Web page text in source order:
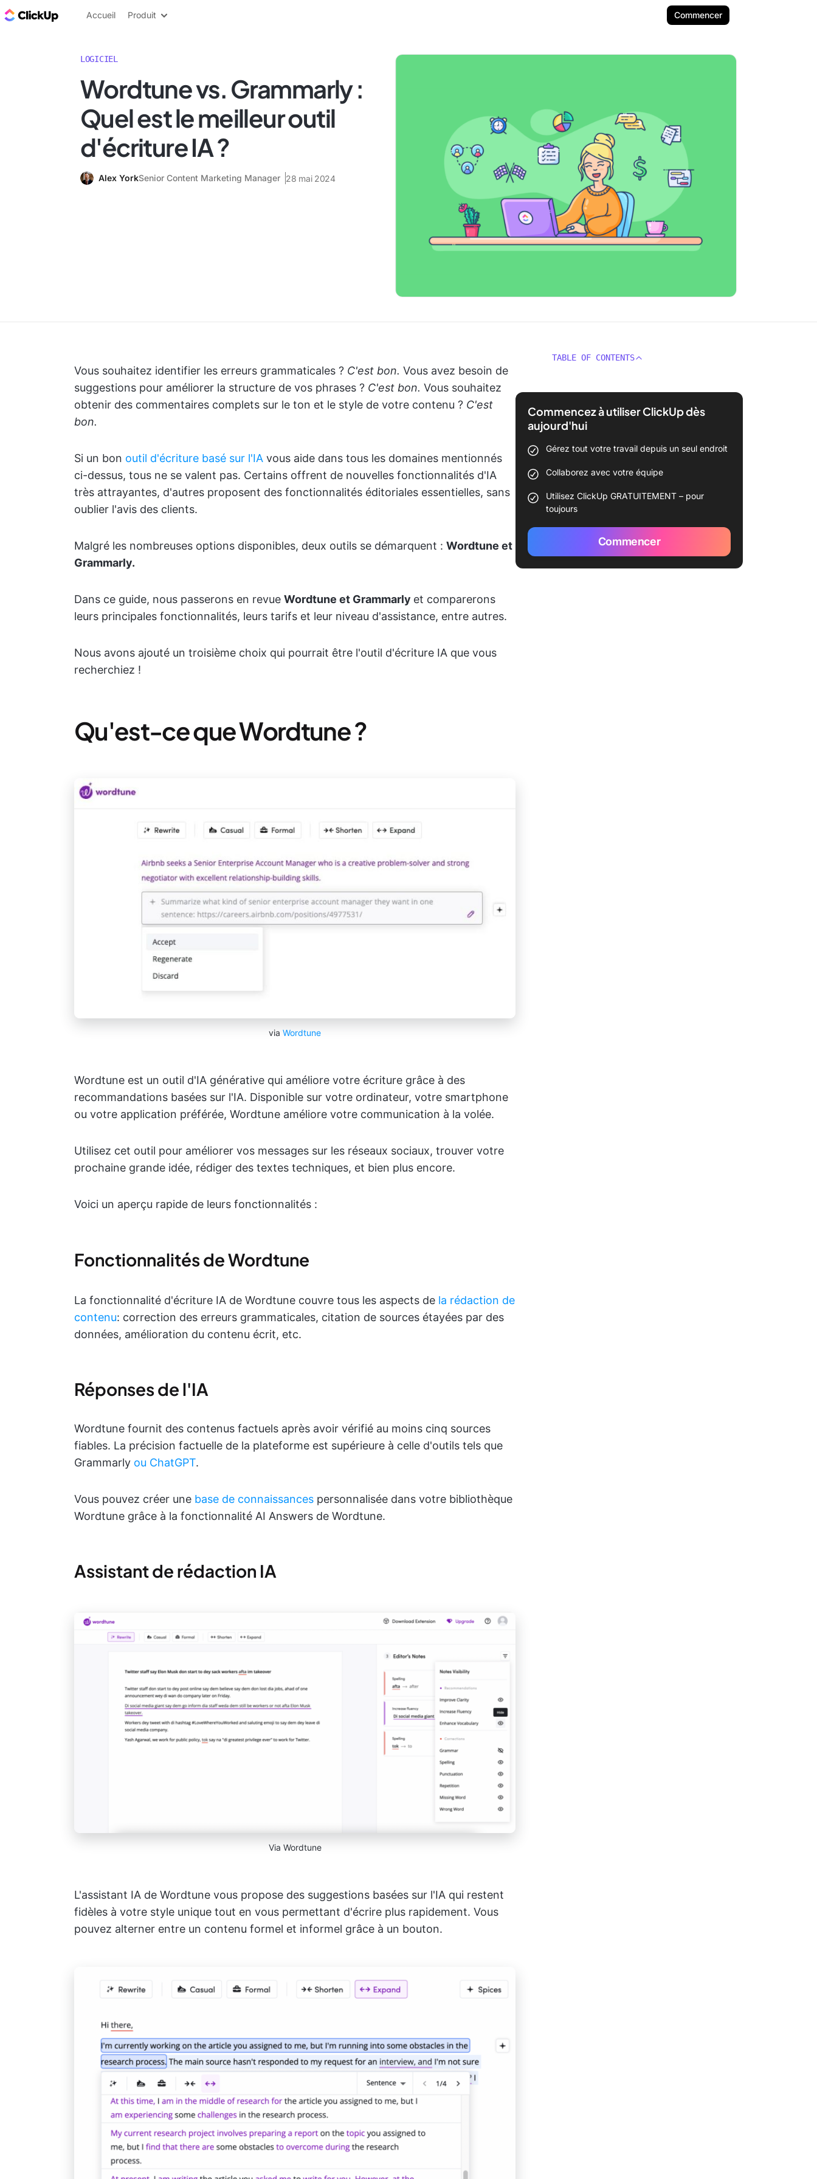
ClickUp Blog
Accueil Produit Commencer
LOGICIEL
Wordtune vs. Grammarly :
Quel est le meilleur outil
d'écriture IA ?
Alex YorkSenior Content Marketing Manager 28 mai 2024
Vous souhaitez identifier les erreurs grammaticales ? C'est bon. Vous avez besoin de
suggestions pour améliorer la structure de vos phrases ? C'est bon. Vous souhaitez
obtenir des commentaires complets sur le ton et le style de votre contenu ? C'est
bon.
Si un bon outil d'écriture basé sur l'IA vous aide dans tous les domaines mentionnés
ci-dessus, tous ne se valent pas. Certains offrent de nouvelles fonctionnalités d'IA
très attrayantes, d'autres proposent des fonctionnalités éditoriales essentielles, sans
oublier l'avis des clients.
Malgré les nombreuses options disponibles, deux outils se démarquent : Wordtune et
Grammarly.
Dans ce guide, nous passerons en revue Wordtune et Grammarly et comparerons
leurs principales fonctionnalités, leurs tarifs et leur niveau d'assistance, entre autres.
Nous avons ajouté un troisième choix qui pourrait être l'outil d'écriture IA que vous
recherchiez !
Qu'est-ce que Wordtune ?
via Wordtune
Wordtune est un outil d'IA générative qui améliore votre écriture grâce à des
recommandations basées sur l'IA. Disponible sur votre ordinateur, votre smartphone
ou votre application préférée, Wordtune améliore votre communication à la volée.
Utilisez cet outil pour améliorer vos messages sur les réseaux sociaux, trouver votre
prochaine grande idée, rédiger des textes techniques, et bien plus encore.
Voici un aperçu rapide de leurs fonctionnalités :
Fonctionnalités de Wordtune
La fonctionnalité d'écriture IA de Wordtune couvre tous les aspects de la rédaction de
contenu: correction des erreurs grammaticales, citation de sources étayées par des
données, amélioration du contenu écrit, etc.
Réponses de l'IA
Wordtune fournit des contenus factuels après avoir vérifié au moins cinq sources
fiables. La précision factuelle de la plateforme est supérieure à celle d'outils tels que
Grammarly ou ChatGPT.
Vous pouvez créer une base de connaissances personnalisée dans votre bibliothèque
Wordtune grâce à la fonctionnalité AI Answers de Wordtune.
Assistant de rédaction IA
Via Wordtune
L'assistant IA de Wordtune vous propose des suggestions basées sur l'IA qui restent
fidèles à votre style unique tout en vous permettant d'écrire plus rapidement. Vous
pouvez alterner entre un contenu formel et informel grâce à un bouton.
TABLE OF CONTENTS
Commencez à utiliser ClickUp dès
aujourd'hui
Gérez tout votre travail depuis un seul endroit
Collaborez avec votre équipe
Utilisez ClickUp GRATUITEMENT – pour
toujours
Commencer